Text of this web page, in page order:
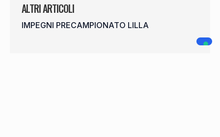
ALTRI ARTICOLI
IMPEGNI PRECAMPIONATO LILLA